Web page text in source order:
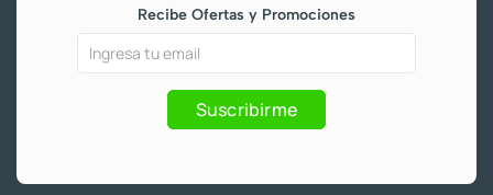
o
-
b
g
k
Recibe Ofertas y Promociones
Ofertas
Promociones
Suscribirme